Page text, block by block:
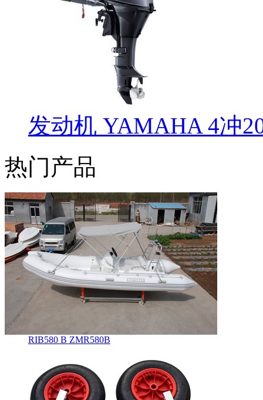
发动机 YAMAHA 4冲
热门产品
RIB580 B ZMR580B